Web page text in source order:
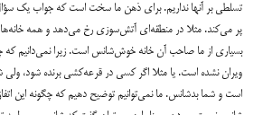
تسلطی بر آنها نداریم. برای ذهن ما سخت است که جواب یک
پر می‌کند. مثلا در منطقه‌ای آتش‌سوزی رخ می‌دهد و همه
بسیاری از ما صاحب آن خانه خوش‌شانس است. زیرا نمی‌دانیم که چرا
ویران نشده است. یا مثلا اگر کسی در قرعه‌کشی برنده شود، ولی
است و شما بدشانس. ما نمی‌توانیم توضیح دهیم که چگونه این اتفاق